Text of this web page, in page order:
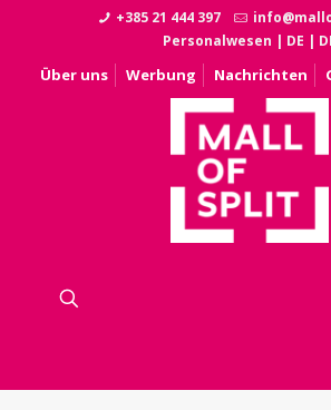
+385 21 444 397
Personalwesen | DE |
Über uns Werbung Nachrichten